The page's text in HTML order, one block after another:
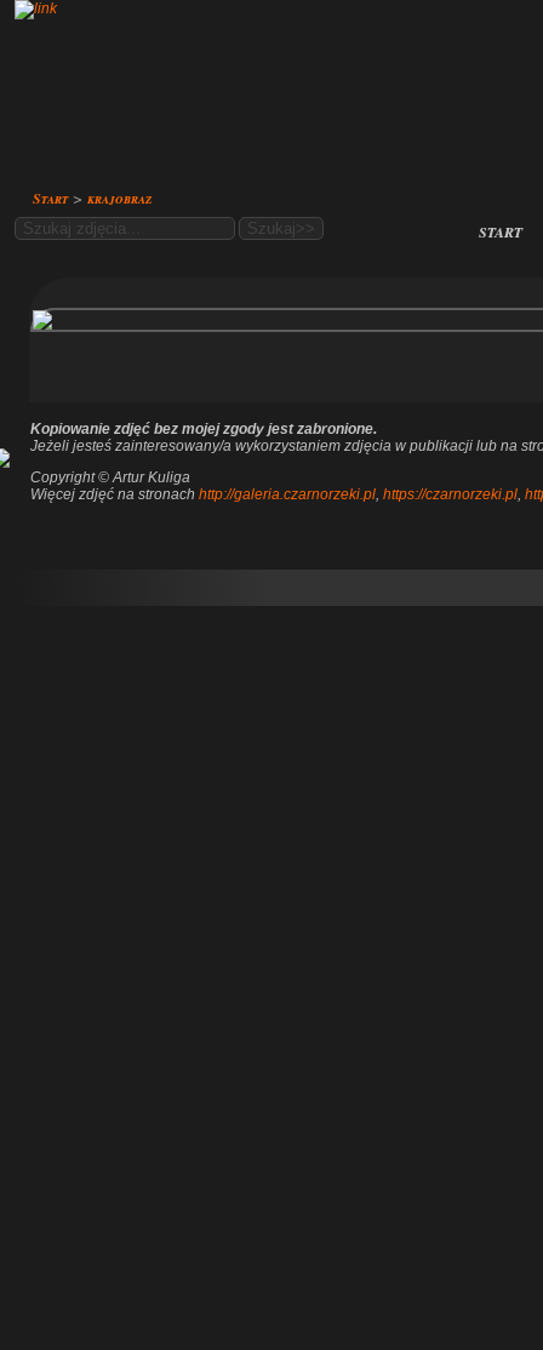
start
Kopiowanie zdjęć bez mojej zgody jest zabronione.
Jeżeli jesteś zainteresowany/a wykorzystaniem zdjęcia w publikacji lub na
Copyright © Artur Kuliga
Więcej zdjęć na stronach http://galeria.czarnorzeki.pl, https://czarnorzeki.pl,
Start> krajobraz